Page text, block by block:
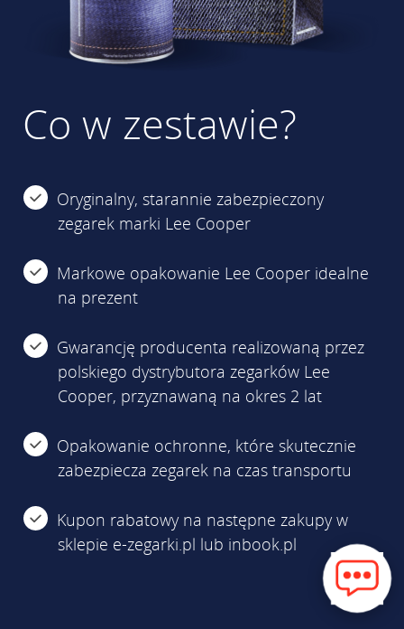
Co w zestawie?
Oryginalny, starannie zabezpieczony
zegarek marki Lee Cooper
Markowe opakowanie Lee Cooper idealne
na prezent
Gwarancję producenta realizowaną przez
polskiego dystrybutora zegarków Lee
Cooper, przyznawaną na okres 2 lat
Opakowanie ochronne, które skutecznie
zabezpiecza zegarek na czas transportu
Kupon rabatowy na następne zakupy w
sklepie e-zegarki.pl lub inbook.pl